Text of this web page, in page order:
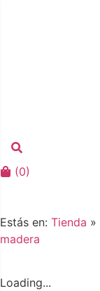
(0)
Estás en: Tienda »
madera
Loading...